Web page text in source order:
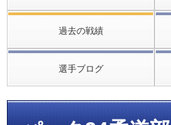
過去の戦績
選手ブログ